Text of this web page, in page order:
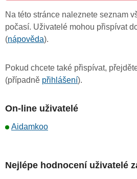
Na této stránce naleznete seznam
počasí. Uživatelé mohou přispívat
(nápověda).
Pokud chcete také přispívat,
(případně přihlášení).
On-line uživatelé
Aidamkoo
Nejlépe hodnocení uživatelé